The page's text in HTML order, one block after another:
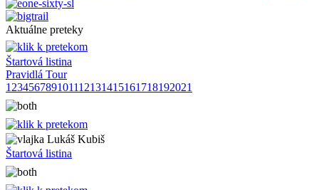
Aktuálne preteky
Štartová listina
Pravidlá Tour
1 23456789101112131415161718192021
Lukáš Kubiš
Štartová listina